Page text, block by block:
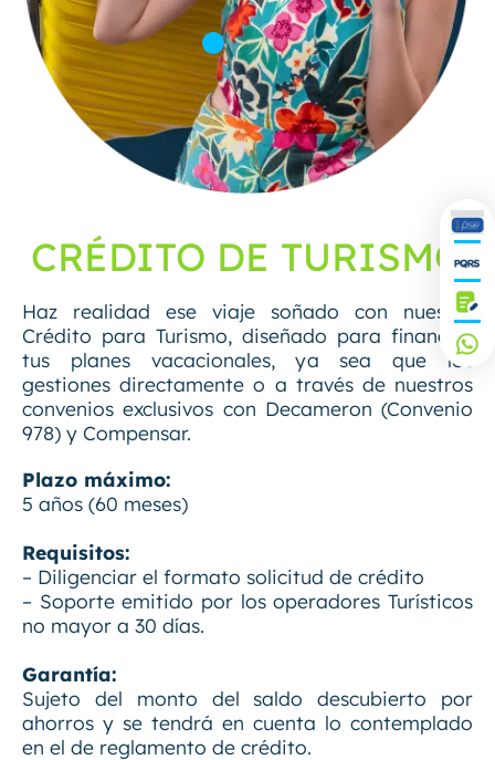
CRÉDITO DE TURISMO
Haz realidad ese viaje soñado con nuestro
Crédito para Turismo, diseñado para financiar
tus planes vacacionales, ya sea que los
gestiones directamente o a través de nuestros
convenios exclusivos con Decameron (Convenio
978) y Compensar.
Plazo máximo:
5 años (60 meses)
Requisitos:
– Diligenciar el formato solicitud de crédito
– Soporte emitido por los operadores Turísticos
no mayor a 30 días.
Garantía:
Sujeto del monto del saldo descubierto por
ahorros y se tendrá en cuenta lo contemplado
en el de reglamento de crédito.